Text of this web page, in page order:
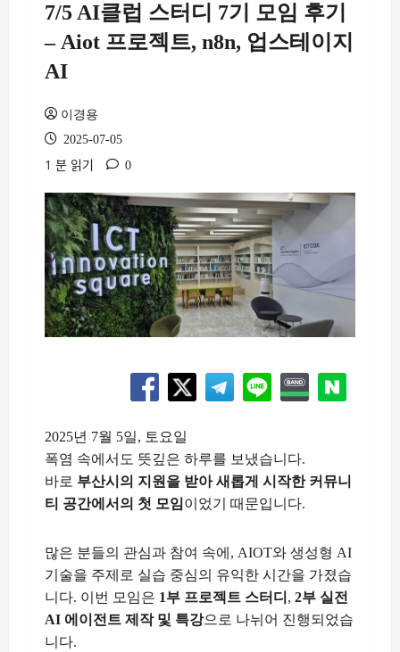
7/5 AI클럽 스터디 7기 모임 후기
– Aiot 프로젝트, n8n, 업스테이지
AI
이경용
2025-07-05
1 분 읽기 0
2025년 7월 5일, 토요일
폭염 속에서도 뜻깊은 하루를 보냈습니다.
바로 부산시의 지원을 받아 새롭게 시작한 커뮤니
티 공간에서의 첫 모임이었기 때문입니다.
많은 분들의 관심과 참여 속에, AIOT와 생성형 AI
기술을 주제로 실습 중심의 유익한 시간을 가졌습
니다. 이번 모임은 1부 프로젝트 스터디 , 2부 실전
AI 에이전트 제작 및 특강으로 나뉘어 진행되었습
니다.